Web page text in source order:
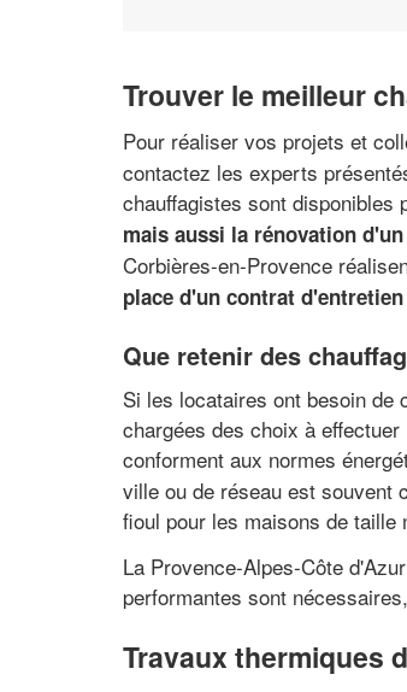
Trouver le meilleur
Pour réaliser vos projets et
contactez les experts
chauffagistes sont disponibles
mais aussi la rénovation
Corbières-en-Provence
place d'un contrat d'entretien
Que retenir des
Si les locataires ont besoin de
chargées des choix à
conforment aux normes
ville ou de réseau est souvent
fioul pour les maisons de taille
La Provence-Alpes-Côte
performantes sont
Travaux thermiques